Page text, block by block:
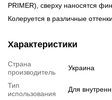
PRIMER), сверху наносятся
Колеруется в различные оттенки.
Характеристики
Страна
производитель
Украина
Тип
использования
Для